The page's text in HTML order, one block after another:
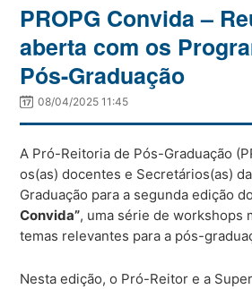
PROPG Convida –
aberta com os
Pós-Graduação
08/04/2025 11:45
A Pró-Reitoria de Pós-Graduação
os(as) docentes e Secretários(as)
Graduação para a segunda edição
Convida”, uma série de workshops
temas relevantes para a pós-
Nesta edição, o Pró-Reitor e a